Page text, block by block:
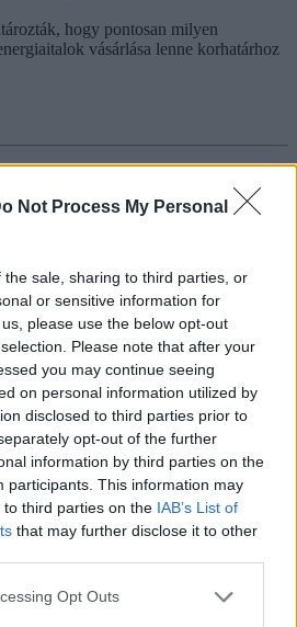
Not Process My Personal
sale, sharing to third parties, or
or sensitive information for
please use the below opt-out
Please note that after your
you may continue seeing
on personal information utilized by
disclosed to third parties prior to
opt-out of the further
information by third parties on the
participants. This information may
third parties on the IAB’s List of
that may further disclose it to other
Opt Outs
hogy pontosan milyen
vásárlása lenne korhatárhoz
engedik el a szülők
de bizonyos országokban csak 18 év
felnőtt kísérő nélkül.
az EP-választáson
között kerül sor az európai parlamenti
már a 16 és 17 évesek is leadhatják